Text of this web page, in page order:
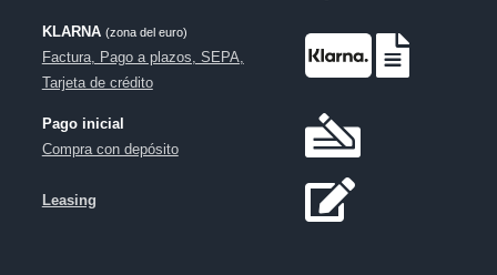
KLARNA (zona del euro)
Factura, Pago a plazos, SEPA,
Tarjeta de crédito
Pago inicial
Compra con depósito
Leasing